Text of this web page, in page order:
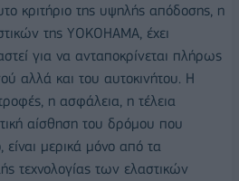
κριτήριο της υψηλής απόδοσης, η
της ΥΟΚΟΗΑΜΑ, έχει
για να ανταποκρίνεται πλήρως
αλλά και του αυτοκινήτου. Η
η ασφάλεια, η τέλεια
αίσθηση του δρόμου που
μερικά μόνο από τα
τεχνολογίας των ελαστικών